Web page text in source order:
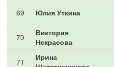
69 Юлия Уткина
70
Виктория
Некрасова
71
Ирина